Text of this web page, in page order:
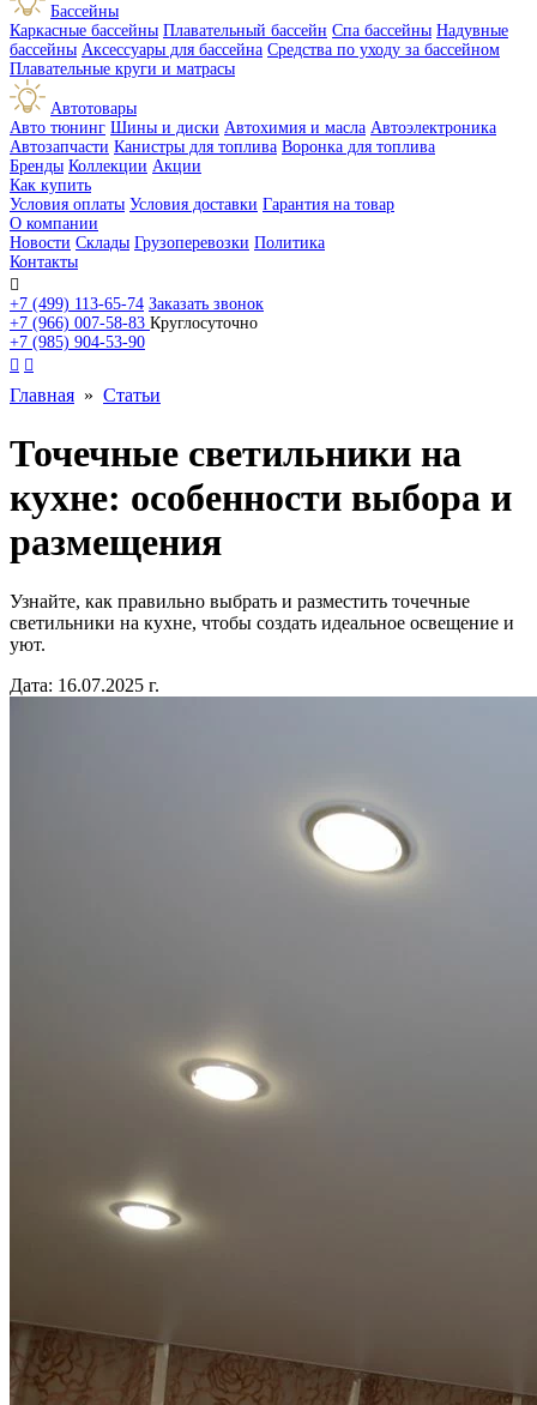
Бассейны
Каркасные бассейны Плавательный бассейн Спа бассейны Надувные
бассейны Аксессуары для бассейна Средства по уходу за бассейном
Плавательные круги и матрасы
Автотовары
Авто тюнинг Шины и диски Автохимия и масла Автоэлектроника
Автозапчасти Канистры для топлива Воронка для топлива
Бренды Коллекции Акции
Как купить
Условия оплаты Условия доставки Гарантия на товар
О компании
Новости Склады Грузоперевозки Политика
Контакты

+7 (499) 113-65-74 Заказать звонок
+7 (966) 007-58-83 Круглосуточно
+7 (985) 904-53-90
 
Главная » Статьи
Точечные светильники на
кухне: особенности выбора и
размещения
Узнайте, как правильно выбрать и разместить точечные
светильники на кухне, чтобы создать идеальное освещение и
уют.
Дата: 16.07.2025 г.